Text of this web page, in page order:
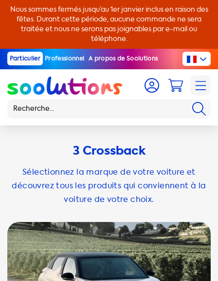
Nous sommes fermés jusqu’au 1er janvier inclus en raison des
fêtes. Durant cette période, aucune commande ne sera
traitée et nous ne serons pas joignables par e-mail ou
téléphone.
Particulier Professionnel A propos de Soolutions
3 Crossback
Sélectionnez la marque de votre voiture et
découvrez tous les produits qui conviennent à la
voiture de votre choix.